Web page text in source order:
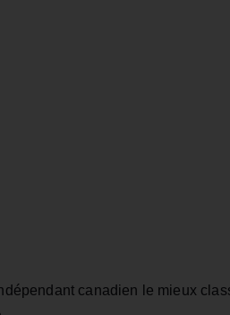
canadien le mieux